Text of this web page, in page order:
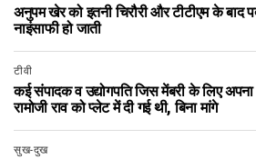
अनुपम खेर को इतनी चिरौरी और टीटीएम के बाद
नाइंसाफी हो जाती
टीवी
कई संपादक व उद्योगपति जिस मेंबरी के लिए अपना
रामोजी राव को प्लेट में दी गई थी, बिना मांगे
सुख-दुख